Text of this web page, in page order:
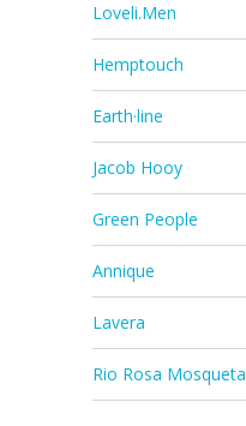
Loveli.Men
Hemptouch
Earth·line
Jacob Hooy
Green People
Annique
Lavera
Rio Rosa Mosqueta